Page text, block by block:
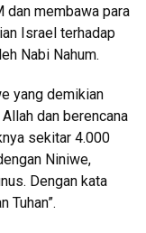
dan membawa para
Israel terhadap
Nabi Nahum.
yang demikian
dan berencana
sekitar 4.000
Niniwe,
Dengan kata
Tuhan”.